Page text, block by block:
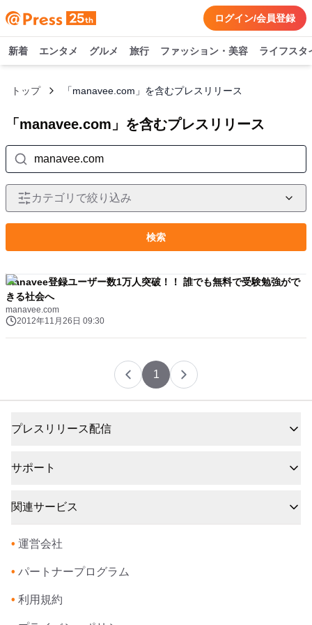
ログイン/会員登録
新着 エンタメ グルメ 旅行 ファッション・美容 ライフスタ
トップ 「manavee.com」を含むプレスリリース
「manavee.com」を含むプレスリリース
カテゴリで絞り込み
検索
manavee登録ユーザー数1万人突破！！ 誰でも無料で受験勉強がで
きる社会へ
manavee.com
2012年11月26日 09:30
1
プレスリリース配信
サポート
関連サービス
• 運営会社
• パートナープログラム
• 利用規約